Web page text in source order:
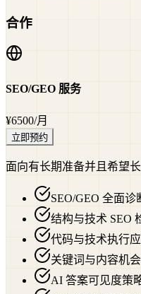
合作
SEO/GEO 服务
¥6500/月
立即预约
面向有长期准备并且希望
SEO/GEO 全面诊
结构与技术 SEO
代码与技术执行
关键词与内容机
AI 答案可见度策